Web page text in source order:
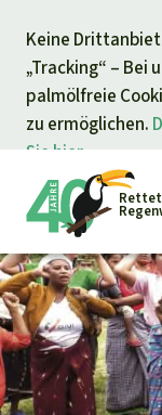
Keine
„Tracking“ – Bei
palmölfreie
zu ermöglichen.
Sie hier.